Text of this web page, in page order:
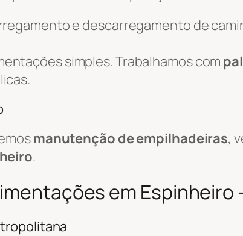
e descarregamento de
simples. Trabalhamos com
manutenção de empilhadeiras,
.
em Espinheiro